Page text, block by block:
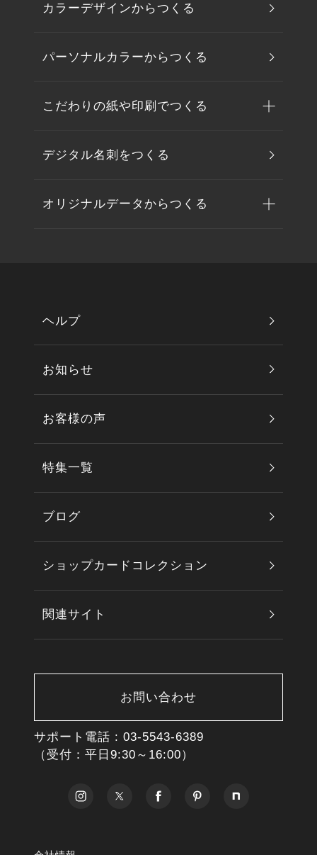
カラーデザインからつくる
パーソナルカラーからつくる
こだわりの紙や印刷でつくる
デジタル名刺をつくる
オリジナルデータからつくる
ヘルプ
お知らせ
お客様の声
特集一覧
ブログ
ショップカードコレクション
関連サイト
お問い合わせ
サポート電話 : 03-5543-6389
（受付：平日9:30～16:00）